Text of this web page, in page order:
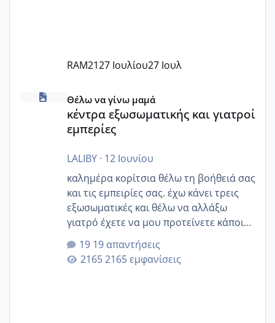
RAM2127 Ιουλίου27 Ιουλ
κέντρα εξωσωματικής και γιατροί εμπερίες
Θέλω να γίνω μαμά
κέντρα εξωσωματικής και γιατροί
εμπερίες
LALIBY· 12 Ιουνίου
καλημέρα κορίτσια θέλω τη βοήθειά σας
και τις εμπειρίες σας. έχω κάνει τρεις
εξωσωματικές και θέλω να αλλάξω
γιατρό έχετε να μου προτείνετε κάποιον
που μείνατε ευχαριστημένες και είχατε
επιιτυχία? έκανα στο υγεία με τον
ζερβομανωλάκη (δεν το εψαξε καθόλου
19 απαντήσεις
2165 εμφανίσεις